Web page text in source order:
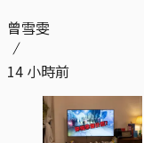
曾雪雯
14 小時前